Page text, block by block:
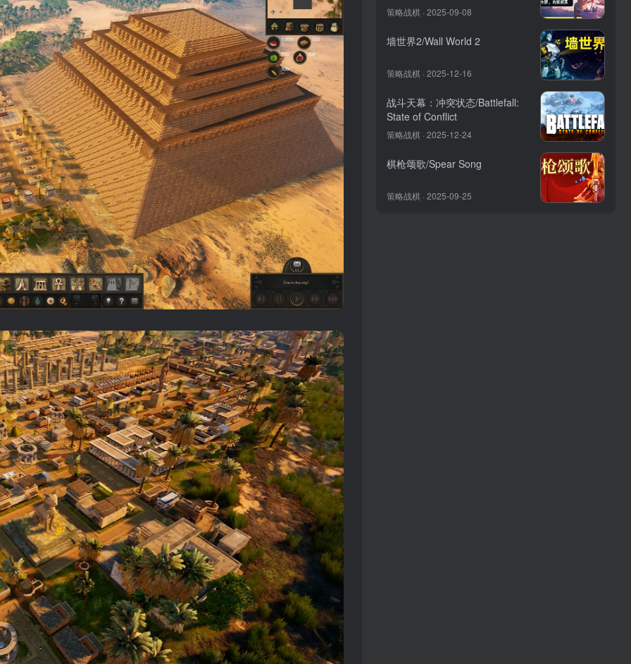
策略战棋 · 2025-09-08
墙世界2/Wall World 2
策略战棋 · 2025-12-16
战斗天幕：冲突状态/Battlefall:
State of Conflict
策略战棋 · 2025-12-24
棋枪颂歌/Spear Song
策略战棋 · 2025-09-25